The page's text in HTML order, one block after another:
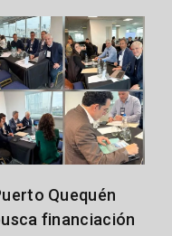
Quequén
financiación